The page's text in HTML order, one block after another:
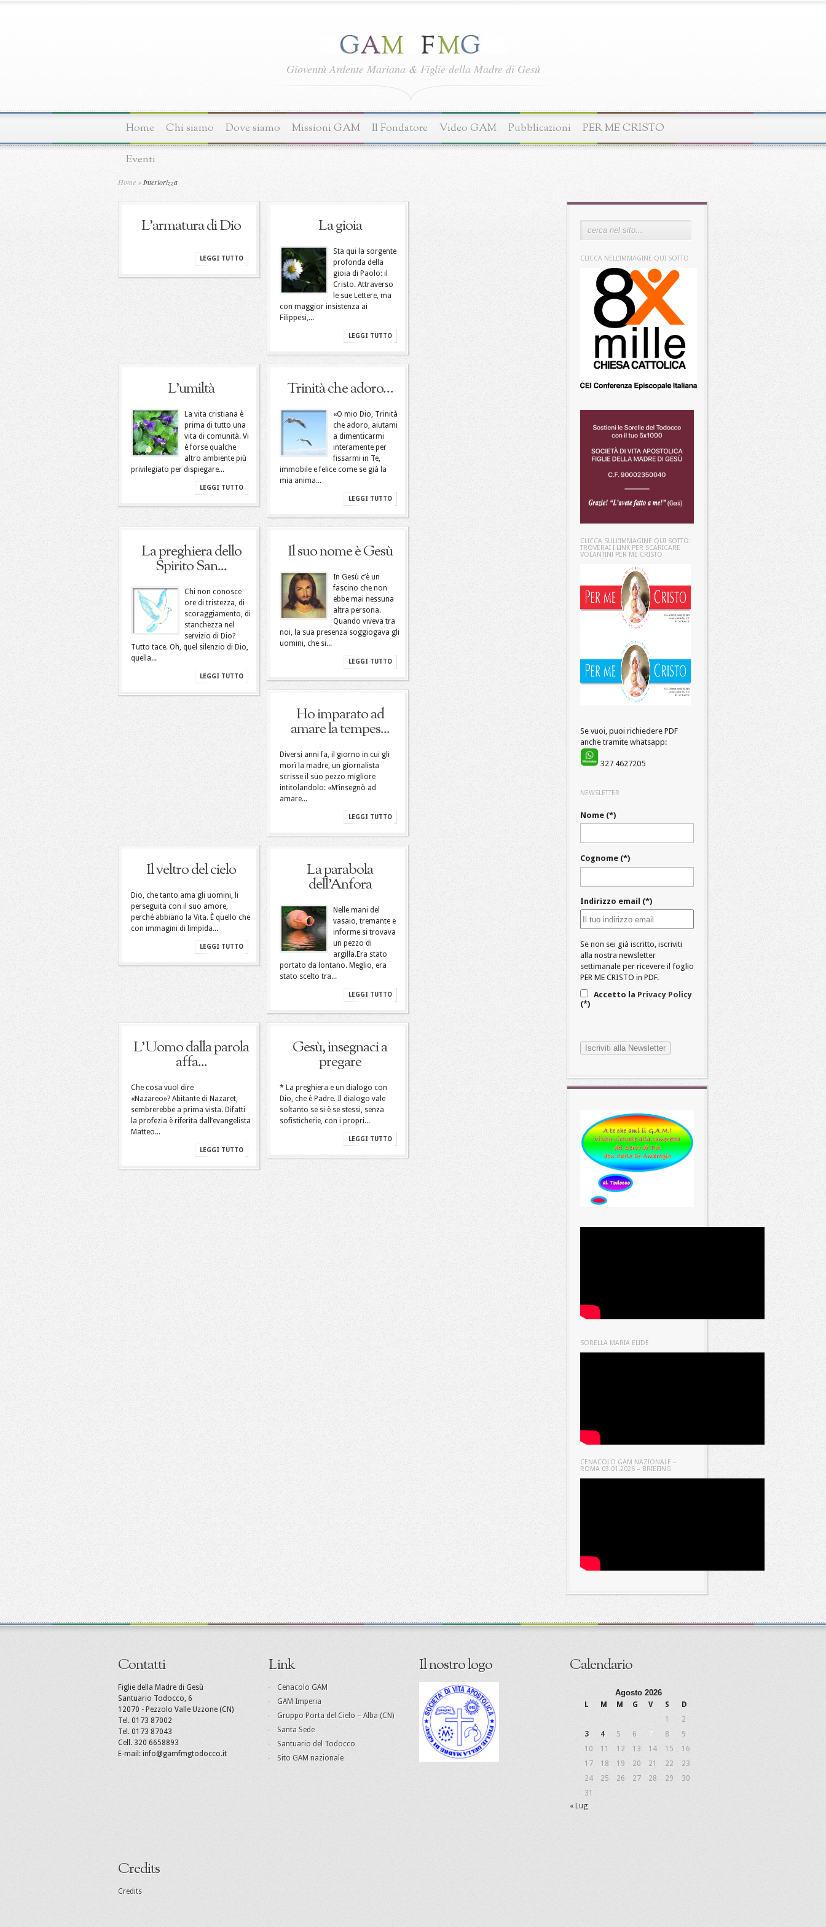
Gioventù Ardente Mariana & Figlie della Madre di Gesù
Home Chi siamo Dove siamo Missioni GAM Il Fondatore Video GAM Pubblicazioni PER ME CRISTO
Eventi
Home » Interiorizza
L’armatura di Dio
LEGGI TUTTO
La gioia
Sta qui la sorgente
profonda della
gioia di Paolo: il
Cristo. Attraverso
le sue Lettere, ma
con maggior insistenza ai
Filippesi,...
LEGGI TUTTO
L’umiltà
La vita cristiana è
prima di tutto una
vita di comunità. Vi
è forse qualche
altro ambiente più
privilegiato per dispiegare...
LEGGI TUTTO
Trinità che adoro…
«O mio Dio, Trinità
che adoro, aiutami
a dimenticarmi
interamente per
fissarmi in Te,
immobile e felice come se già la
mia anima...
LEGGI TUTTO
La preghiera dello
Spirito San...
Chi non conosce
ore di tristezza, di
scoraggiamento, di
stanchezza nel
servizio di Dio?
Tutto tace. Oh, quel silenzio di Dio,
quella...
LEGGI TUTTO
Il suo nome è Gesù
In Gesù c’è un
fascino che non
ebbe mai nessuna
altra persona.
Quando viveva tra
noi, la sua presenza soggiogava gli
uomini, che si...
LEGGI TUTTO
Ho imparato ad
amare la tempes...
Diversi anni fa, il giorno in cui gli
morì la madre, un giornalista
scrisse il suo pezzo migliore
intitolandolo: «M’insegnò ad
amare...
LEGGI TUTTO
Il veltro del cielo
Dio, che tanto ama gli uomini, li
perseguita con il suo amore,
perché abbiano la Vita. È quello che
con immagini di limpida...
LEGGI TUTTO
La parabola
dell’Anfora
Nelle mani del
vasaio, tremante e
informe si trovava
un pezzo di
argilla.Era stato
portato da lontano. Meglio, era
stato scelto tra...
LEGGI TUTTO
L’Uomo dalla parola
affa...
Che cosa vuol dire
«Nazareo»? Abitante di Nazaret,
sembrerebbe a prima vista. Difatti
la profezia è riferita dall’evangelista
Matteo...
LEGGI TUTTO
Gesù, insegnaci a
pregare
* La preghiera e un dialogo con
Dio, che è Padre. Il dialogo vale
soltanto se si è se stessi, senza
sofisticherie, con i propri...
LEGGI TUTTO
CLICCA NELL’IMMAGINE QUI SOTTO
CLICCA SULL’IMMAGINE QUI SOTTO:
TROVERAI I LINK PER SCARICARE
VOLANTINI PER ME CRISTO
Se vuoi, puoi richiedere PDF
anche tramite whatsapp:
327 4627205
NEWSLETTER
Nome (*)
Cognome (*)
Indirizzo email (*)
Se non sei già iscritto, iscriviti
alla nostra newsletter
settimanale per ricevere il foglio
PER ME CRISTO in PDF.
Accetto la Privacy Policy
(*)
SORELLA MARIA ELIDE
CENACOLO GAM NAZIONALE –
ROMA 03.01.2026 – BRIEFING
Contatti
Figlie della Madre di Gesù
Santuario Todocco, 6
12070 - Pezzolo Valle Uzzone (CN)
Tel. 0173 87002
Tel. 0173 87043
Cell. 320 6658893
E-mail: info@gamfmgtodocco.it
Link
Cenacolo GAM
GAM Imperia
Gruppo Porta del Cielo – Alba (CN)
Santa Sede
Santuario del Todocco
Sito GAM nazionale
Il nostro logo Calendario
Agosto 2026
L M M G V S
D
1
2
3
4 5 6 7 8
9
10
11 12 13 14 15
16
17
18 19 20 21 22
23
24
25 26 27 28 29
30
31
« Lug
Credits
Credits